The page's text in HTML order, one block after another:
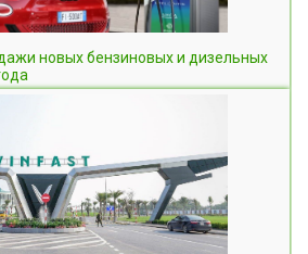
новых бензиновых и дизельных